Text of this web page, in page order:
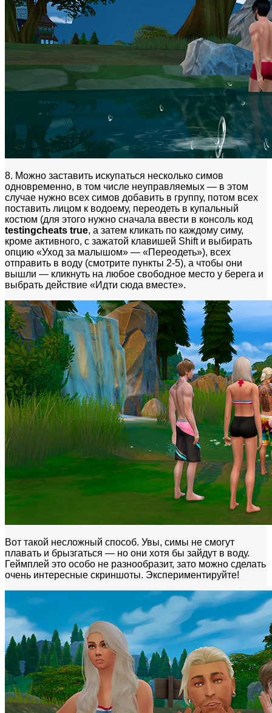
8. Можно заставить искупаться несколько симов
одновременно, в том числе неуправляемых — в этом
случае нужно всех симов добавить в группу, потом всех
поставить лицом к водоему, переодеть в купальный
костюм (для этого нужно сначала ввести в консоль код
testingcheats true, а затем кликать по каждому симу,
кроме активного, с зажатой клавишей Shift и выбирать
опцию «Уход за малышом» — «Переодеть»), всех
отправить в воду (смотрите пункты 2-5), а чтобы они
вышли — кликнуть на любое свободное место у берега и
выбрать действие «Идти сюда вместе».
Вот такой несложный способ. Увы, симы не смогут
плавать и брызгаться — но они хотя бы зайдут в воду.
Геймплей это особо не разнообразит, зато можно сделать
очень интересные скриншоты. Экспериментируйте!